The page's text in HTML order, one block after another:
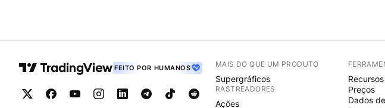
FEITO POR HUMANOS MAIS DO QUE UM PRODUTO
Supergráficos
RASTREADORES
Ações
Recursos
Preços
Dados